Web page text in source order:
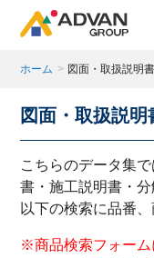
商品ページにある
商品がここに表示
ホーム > 図面・取扱説明
図面・取扱説
こちらのデータ集
書・施工説明書・分
以下の検索に品番
※商品検索フォーム